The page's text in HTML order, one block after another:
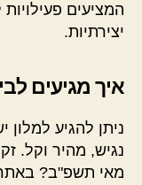
המציעים
יצירתיות.
איך מגיעים
ניתן להגיע
נגיש, מהיר וקל.
מאי תשפ"ב?